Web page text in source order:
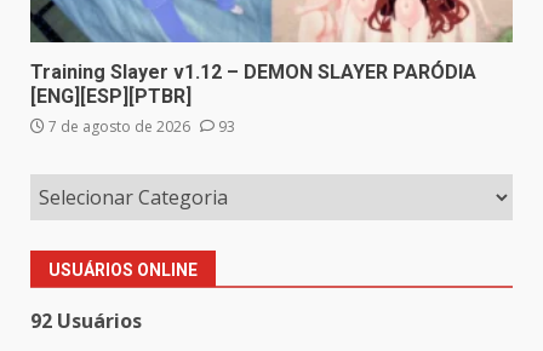
Training Slayer v1.12 – DEMON SLAYER PARÓDIA
[ENG][ESP][PTBR]
7 de agosto de 2026 93
USUÁRIOS ONLINE
92 Usuários